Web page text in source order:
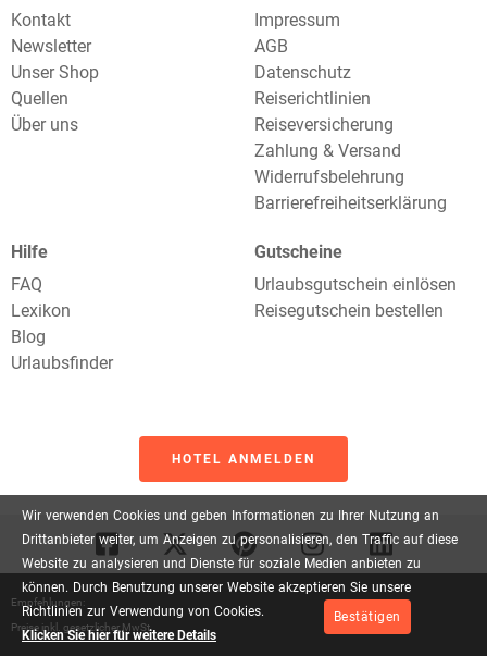
Wir verwenden Cookies und geben Informationen zu Ihrer Nutzung an
Drittanbieter weiter, um Anzeigen zu personalisieren, den Traffic auf diese
Website zu analysieren und Dienste für soziale Medien anbieten zu
können. Durch Benutzung unserer Website akzeptieren Sie unsere
Richtlinien zur Verwendung von Cookies.
Klicken Sie hier für weitere Details
Bestätigen
Kontakt
Newsletter
Unser Shop
Quellen
Über uns
Impressum
AGB
Datenschutz
Reiserichtlinien
Reiseversicherung
Zahlung & Versand
Widerrufsbelehrung
Barrierefreiheitserklärung
Hilfe
FAQ
Lexikon
Blog
Urlaubsfinder
Gutscheine
Urlaubsgutschein einlösen
Reisegutschein bestellen
HOTEL ANMELDEN
Empfehlungen:
Preise inkl. gesetzlicher MwSt.